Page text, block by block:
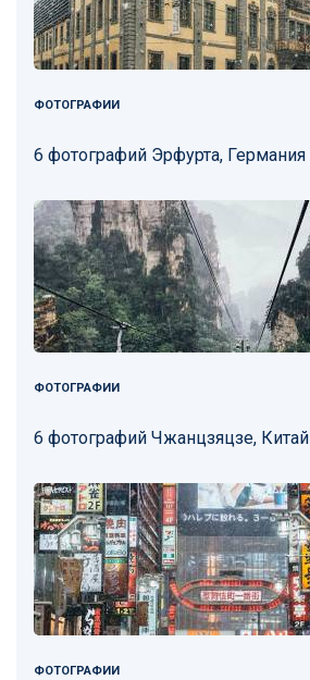
ФОТОГРАФИИ
6 фотографий Эрфурта, Германия
ФОТОГРАФИИ
6 фотографий Чжанцзяцзе, Китай
ФОТОГРАФИИ